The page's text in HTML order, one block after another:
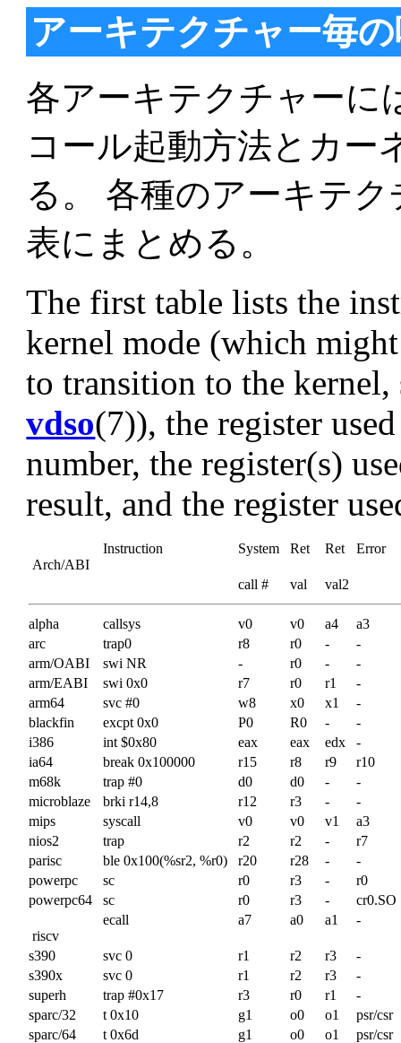
アーキテクチャー毎
各アーキテクチャーに
コール起動方法とカー
る。 各種のアーキテ
表にまとめる。
The first table lists the
kernel mode (which
to transition to the
vdso(7)), the register
number, the register(s)
result, and the register
Arch/ABI
Instruction System Ret Ret Error
call # val val2
alpha callsys v0 v0 a4
a3
arc
trap0 r8 r0 -
-
arm/OABI
swi NR - r0 -
-
arm/EABI
swi 0x0 r7 r0 r1
-
arm64
svc #0 w8 x0 x1
-
blackfin
excpt 0x0 P0 R0 -
-
i386
int $0x80 eax eax edx
-
ia64
break 0x100000 r15 r8 r9
r10
m68k
trap #0 d0 d0 -
-
microblaze
brki r14,8 r12 r3 -
-
mips
syscall v0 v0 v1
a3
nios2
trap r2 r2 -
r7
parisc
ble 0x100(%sr2, %r0) r20 r28 -
-
powerpc
sc r0 r3 -
r0
powerpc64
sc r0 r3 -
riscv
ecall a7 a0 a1 -
s390 svc 0 r1 r2 r3
-
s390x
svc 0 r1 r2 r3
-
superh
trap #0x17 r3 r0 r1
-
sparc/32
t 0x10 g1 o0 o1
psr/csr
sparc/64
t 0x6d g1 o0 o1
psr/csr